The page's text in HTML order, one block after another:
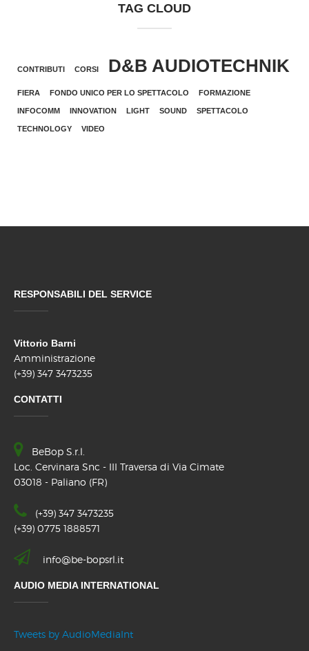
TAG CLOUD
CONTRIBUTI CORSI D&B AUDIOTECHNIK
FIERA FONDO UNICO PER LO SPETTACOLO FORMAZIONE
INFOCOMM INNOVATION LIGHT SOUND SPETTACOLO
TECHNOLOGY VIDEO
RESPONSABILI DEL SERVICE
Vittorio Barni
Amministrazione
(+39) 347 3473235
CONTATTI
BeBop S.r.l.
Loc. Cervinara Snc - III Traversa di Via Cimate
03018 - Paliano (FR)
(+39) 347 3473235
(+39) 0775 1888571
info@be-bopsrl.it
AUDIO MEDIA INTERNATIONAL
Tweets by AudioMediaInt